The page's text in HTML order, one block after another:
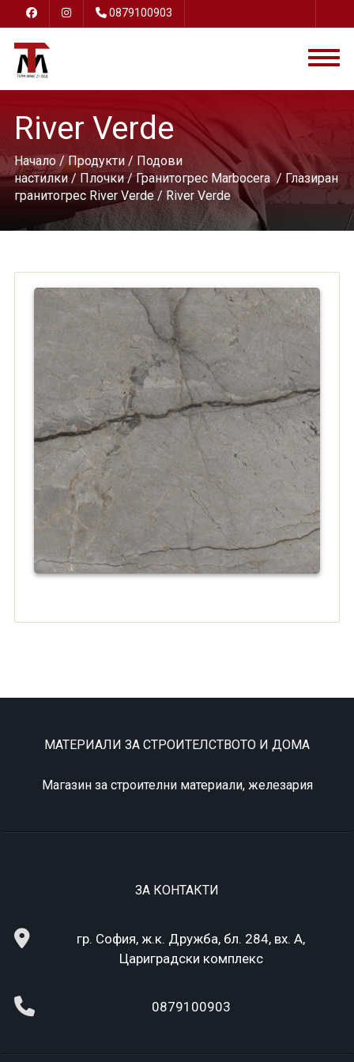
0879100903
River Verde
Начало/ Продукти/ Подови
настилки/ Плочки/Гранитогрес Marbocera/ Глазиран
гранитогрес River Verde/ River Verde
МАТЕРИАЛИ ЗА СТРОИТЕЛСТВОТО И ДОМА
Магазин за строителни материали, железария
ЗА КОНТАКТИ
гр. София, ж.к. Дружба, бл. 284, вх. А,
Цариградски комплекс
0879100903